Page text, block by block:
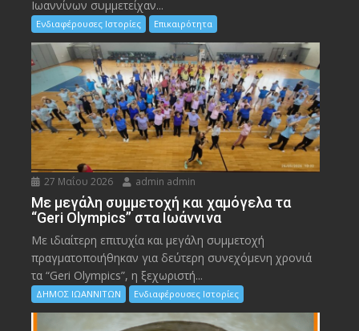
Ιωαννίνων συμμετείχαν...
Ενδιαφέρουσες Ιστορίες Επικαιρότητα
27 Μαΐου 2026 admin admin
Με μεγάλη συμμετοχή και χαμόγελα τα
“Geri Olympics” στα Ιωάννινα
Με ιδιαίτερη επιτυχία και μεγάλη συμμετοχή
πραγματοποιήθηκαν για δεύτερη συνεχόμενη χρονιά
τα “Geri Olympics”, η ξεχωριστή...
ΔΗΜΟΣ ΙΩΑΝΝΙΤΩΝ Ενδιαφέρουσες Ιστορίες